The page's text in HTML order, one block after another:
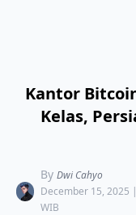
Kantor
Kelas,
By Dwi Cahyo
December 15, 2025
WIB